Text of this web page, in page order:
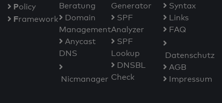
Policy
Framework
Beratung
Domain
Management
Anycast
DNS
Nicmanager
Generator
SPF
Analyzer
SPF
Lookup
DNSBL
Check
Syntax
Links
FAQ
Datenschutz
AGB
Impressum